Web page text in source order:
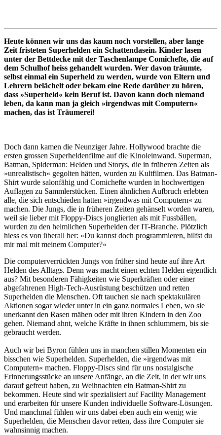
Heute können wir uns das kaum noch vorstellen, aber lange
Zeit fristeten Superhelden ein Schattendasein. Kinder lasen
unter der Bettdecke mit der Taschenlampe Comichefte, die auf
dem Schulhof heiss gehandelt wurden. Wer davon träumte,
selbst einmal ein Superheld zu werden, wurde von Eltern und
Lehrern belächelt oder bekam eine Rede darüber zu hören,
dass »Superheld« kein Beruf ist. Davon kann doch niemand
leben, da kann man ja gleich »irgendwas mit Computern«
machen, das ist Träumerei!
Doch dann kamen die Neunziger Jahre. Hollywood brachte die
ersten grossen Superheldenfilme auf die Kinoleinwand. Superman,
Batman, Spiderman: Helden und Storys, die in früheren Zeiten als
»unrealistisch« gegolten hätten, wurden zu Kultfilmen. Das Batman-
Shirt wurde salonfähig und Comichefte wurden in hochwertigen
Auflagen zu Sammlerstücken. Einen ähnlichen Aufbruch erlebten
alle, die sich entschieden hatten »irgendwas mit Computern« zu
machen. Die Jungs, die in früheren Zeiten gehänselt worden waren,
weil sie lieber mit Floppy-Discs jonglierten als mit Fussbällen,
wurden zu den heimlichen Superhelden der IT-Branche. Plötzlich
hiess es von überall her: »Du kannst doch programmieren, hilfst du
mir mal mit meinem Computer?«
Die computerverrückten Jungs von früher sind heute auf ihre Art
Helden des Alltags. Denn was macht einen echten Helden eigentlich
aus? Mit besonderen Fähigkeiten wie Superkräften oder einer
abgefahrenen High-Tech-Ausrüstung beschützen und retten
Superhelden die Menschen. Oft tauchen sie nach spektakulären
Aktionen sogar wieder unter in ein ganz normales Leben, wo sie
unerkannt den Rasen mähen oder mit ihren Kindern in den Zoo
gehen. Niemand ahnt, welche Kräfte in ihnen schlummern, bis sie
gebraucht werden.
Auch wir bei Byron fühlen uns in manchen stillen Momenten ein
bisschen wie Superhelden. Superhelden, die »irgendwas mit
Computern« machen. Floppy-Discs sind für uns nostalgische
Erinnerungsstücke an unsere Anfänge, an die Zeit, in der wir uns
darauf gefreut haben, zu Weihnachten ein Batman-Shirt zu
bekommen. Heute sind wir spezialisiert auf Facility Management
und erarbeiten für unsere Kunden individuelle Software-Lösungen.
Und manchmal fühlen wir uns dabei eben auch ein wenig wie
Superhelden, die Menschen davor retten, dass ihre Computer sie
wahnsinnig machen.